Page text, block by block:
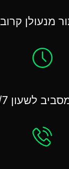
מנעולן קרוב
לשעון 24/7